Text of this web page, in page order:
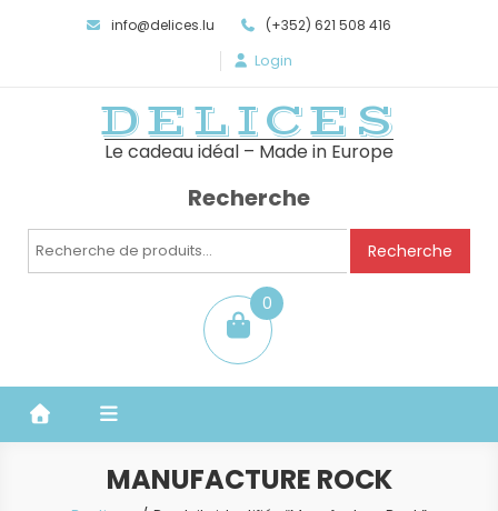
info@delices.lu (+352) 621 508 416
Login
DELICES
Le cadeau idéal – Made in Europe
Recherche
Recherche
Recherche
0
item
MANUFACTURE ROCK